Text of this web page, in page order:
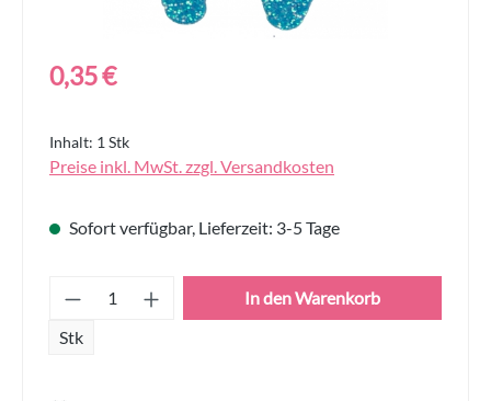
Regulärer Preis:
0,35 €
Inhalt: 1 Stk
Preise inkl. MwSt. zzgl. Versandkosten
Sofort verfügbar, Lieferzeit: 3-5 Tage
Produkt Anzahl: Gib den gewünschten
Stk
In den Warenkorb